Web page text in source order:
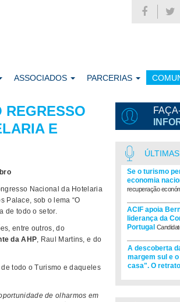
ASSOCIADOS PARCERIAS
REGRESSO
E
Nacional da Hotelaria
Palace, sob o lema “O
de todo o setor.
entre outros, do
da AHP, Raul Martins, e do
todo o Turismo e daqueles
de olharmos em
Se o turismo
economia
recuperação
ACIF apoia
liderança da
Portugal
A descoberta
margem sul e
casa". O